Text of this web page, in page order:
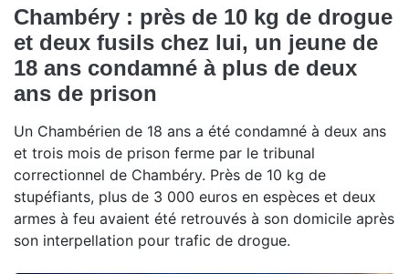
Chambéry : près de 10 kg de drogue
et deux fusils chez lui, un jeune de
18 ans condamné à plus de deux
ans de prison
Un Chambérien de 18 ans a été condamné à deux ans
et trois mois de prison ferme par le tribunal
correctionnel de Chambéry. Près de 10 kg de
stupéfiants, plus de 3 000 euros en espèces et deux
armes à feu avaient été retrouvés à son domicile après
son interpellation pour trafic de drogue.